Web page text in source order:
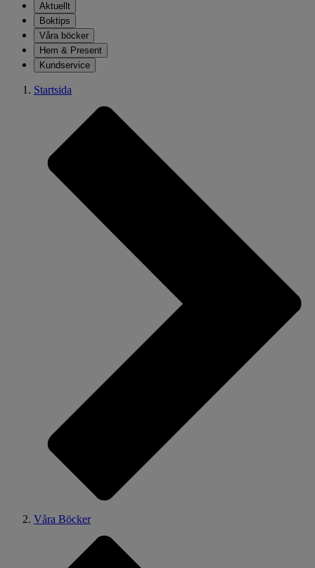
Aktuellt
Boktips
Våra böcker
Hem & Present
Kundservice
Startsida
Våra Böcker